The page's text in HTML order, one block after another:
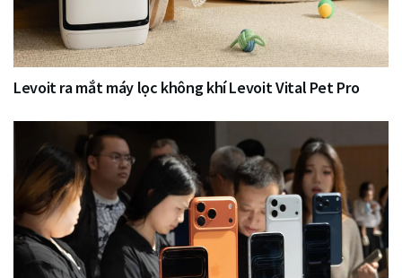
Levoit ra mắt máy lọc không khí Levoit Vital Pet Pro